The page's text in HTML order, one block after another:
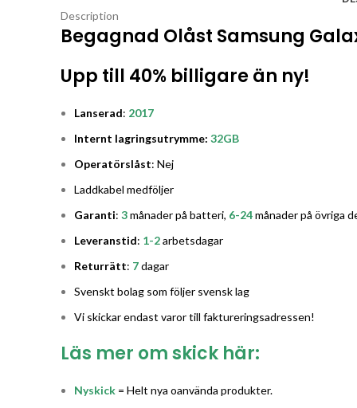
Description
Begagnad Olåst Samsung
Upp till 40% billigare än ny!
Lanserad: 2017
Internt lagringsutrymme: 32GB
Operatörslåst: Nej
Laddkabel medföljer
Garanti: 3månader på batteri, 6-24månader på övriga
Leveranstid: 1-2arbetsdagar
Returrätt: 7dagar
Svenskt bolag som följer svensk lag
Vi skickar endast varor till faktureringsadressen!
Läs mer om skick här:
Nyskick = Helt nya oanvända produkter.